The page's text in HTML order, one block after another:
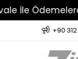
Ödemelerde
+90